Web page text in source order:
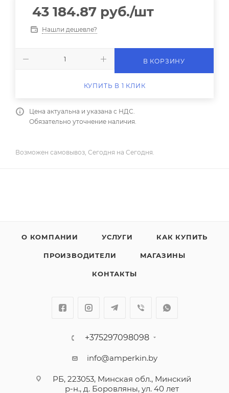
43 184.87 руб./шт
Нашли дешевле?
В КОРЗИНУ
КУПИТЬ В 1 КЛИК
Цена актуальна и указана с НДС.
Обязательно уточнение наличия.
Возможен самовывоз, Сегодня на Сегодня.
О КОМПАНИИ УСЛУГИ КАК КУПИТЬ
ПРОИЗВОДИТЕЛИ МАГАЗИНЫ
КОНТАКТЫ
+375297098098
info@amperkin.by
РБ, 223053, Минская обл., Минский
р-н., д. Боровляны, ул. 40 лет